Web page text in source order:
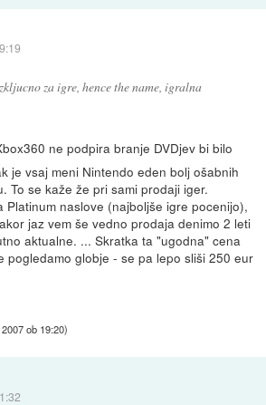
za igre, hence the name, igralna
ne podpira branje DVDjev bi bilo
je vsaj meni Nintendo eden bolj ošabnih
To se kaže že pri sami prodaji iger.
Platinum naslove (najboljše igre pocenijo),
jaz vem še vedno prodaja denimo 2 leti
aktualne. ... Skratka ta "ugodna" cena
pogledamo globje - se pa lepo sliši 250 eur
ob 19:20)